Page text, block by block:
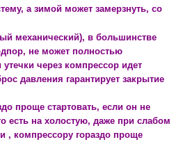
а зимой может замерзнуть, со
механический), в большинстве
не может полностью
через компрессор идет
давления гарантирует закрытие
проще стартовать, если он не
есть на холостую, даже при слабом
, компрессору гораздо проще